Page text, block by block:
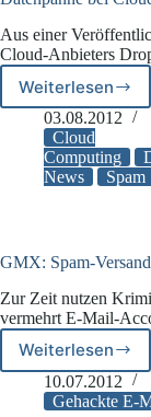
Aus einer
Cloud-Anbieters
Weiterlesen
bei
Cloud-
Anbieter
Dropbox
03.08.2012
Cloud
Computing
News
Spam
GMX: Spam-
Zur Zeit nutzen
vermehrt E-Mail-
Weiterlesen
GMX:
Spam-
Versand
10.07.2012
Gehackte E-